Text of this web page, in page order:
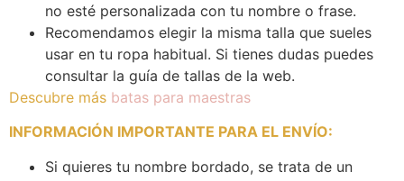
no esté personalizada con tu nombre o frase.
Recomendamos elegir la misma talla que sueles
usar en tu ropa habitual. Si tienes dudas puedes
consultar la guía de tallas de la web.
Descubre más batas para maestras
INFORMACIÓN IMPORTANTE PARA EL ENVÍO:
Si quieres tu nombre bordado, se trata de un